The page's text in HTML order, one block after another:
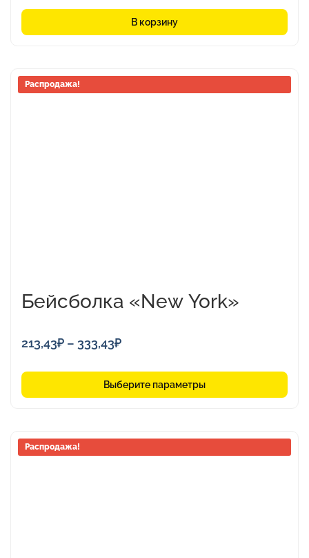
В корзину
Распродажа!
Бейсболка «New York»
213,43₽ – 333,43₽Диапазон
213,43₽
–
Выберите параметры
Этот
товар
Распродажа!